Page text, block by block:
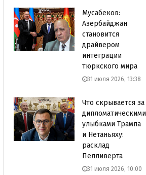
Мусабеков:
Азербайджан
становится
драйвером
интеграции
тюркского мира
31 июля 2026, 13:38
Что скрывается за
дипломатическими
улыбками Трампа
и Нетаньяху:
расклад
Пелливерта
31 июля 2026, 10:00